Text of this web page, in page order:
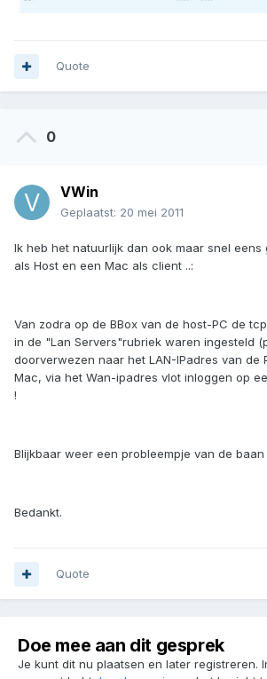
Quote
0
VWin
Geplaatst: 20 mei 2011
Ik heb het natuurlijk dan ook maar snel eens
als Host en een Mac als client ..:
Van zodra op de BBox van de host-PC de
in de "Lan Servers"rubriek waren ingesteld
doorverwezen naar het LAN-IPadres van de
Mac, via het Wan-ipadres vlot inloggen op
!
Blijkbaar weer een probleempje van de baan
Bedankt.
Quote
Doe mee aan dit gesprek
Je kunt dit nu plaatsen en later registreren.